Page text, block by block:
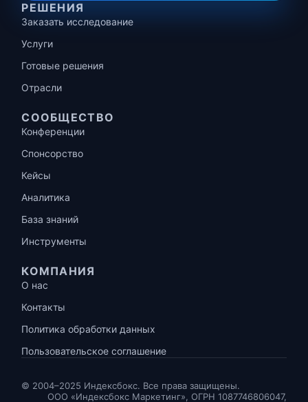
РЕШЕНИЯ
Заказать исследование
Услуги
Готовые решения
Отрасли
СООБЩЕСТВО
Конференции
Спонсорство
Кейсы
Аналитика
База знаний
Инструменты
КОМПАНИЯ
О нас
Контакты
Политика обработки данных
Пользовательское соглашение
© 2004–2025 Индексбокс. Все права защищены.
ООО «Индексбокс Маркетинг», ОГРН 1087746806047,